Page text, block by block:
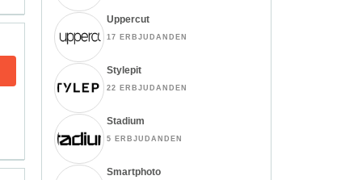
Uppercut
17 ERBJUDANDEN
Stylepit
22 ERBJUDANDEN
Stadium
5 ERBJUDANDEN
Smartphoto